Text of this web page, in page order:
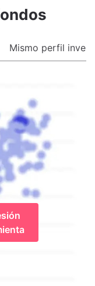
Mismo perfil